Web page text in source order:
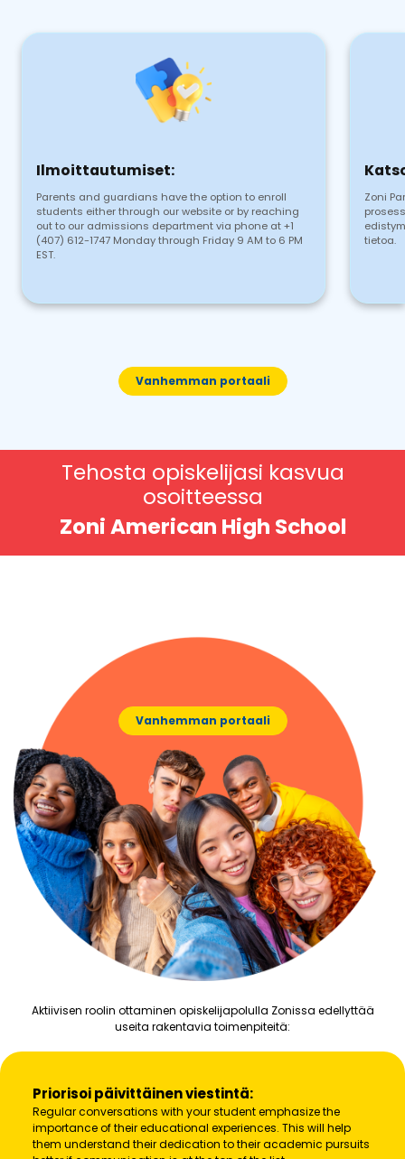
Ilmoittautumiset:
Parents and guardians have the option to enroll
students either through our website or by reaching
out to our admissions department via phone at +1
(407) 612-1747 Monday through Friday 9 AM to 6 PM
EST.
Zoni
tietoa.
Vanhemman portaali
Tehosta opiskelijasi kasvua
osoitteessa
Zoni American High School
Priorisoi päivittäinen viestintä:
Regular conversations with your student emphasize the
importance of their educational experiences. This will help
them understand their dedication to their academic pursuits
Vanhemman portaali
Aktiivisen roolin ottaminen opiskelijapolulla Zonissa edellyttää
useita rakentavia toimenpiteitä: